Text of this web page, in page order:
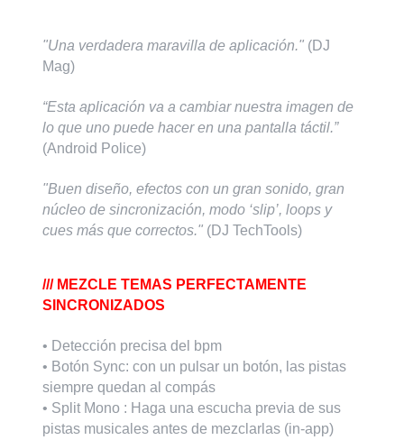
"Una verdadera maravilla de aplicación."(DJ
Mag)
“Esta aplicación va a cambiar nuestra imagen de
lo que uno puede hacer en una pantalla táctil.”
(Android Police)
"Buen diseño, efectos con un gran sonido, gran
núcleo de sincronización, modo ‘slip’, loops y
cues más que correctos."(DJ TechTools)
/// MEZCLE TEMAS PERFECTAMENTE
SINCRONIZADOS
• Detección precisa del bpm
• Botón Sync: con un pulsar un botón, las pistas
siempre quedan al compás
• Split Mono : Haga una escucha previa de sus
pistas musicales antes de mezclarlas (in-app)